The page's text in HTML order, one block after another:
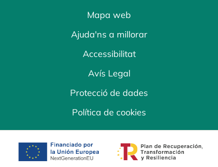
Mapa web
Ajuda'ns a millorar
Accessibilitat
Avís Legal
Protecció de dades
Política de cookies
opens in a new tab opens in a new